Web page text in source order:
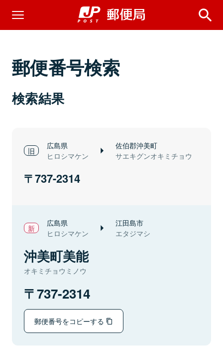
郵便番号検索
検索結果
広島県
ヒロシマケン
佐伯郡沖美町
サエキグンオキミチョウ
737-2314
広島県
ヒロシマケン
江田島市
エタジマシ
沖美町美能
オキミチョウミノウ
737-2314
郵便番号をコピーする